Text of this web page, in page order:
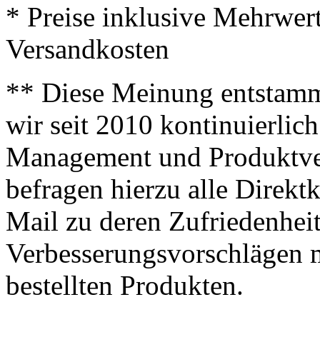
* Preise inklusive
Versandkosten
** Diese Meinung
wir seit 2010
Management und
befragen hierzu alle
Mail zu deren
bestellten Produkten.